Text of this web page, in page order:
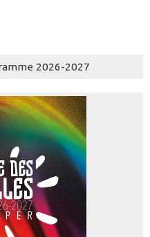
2026-2027